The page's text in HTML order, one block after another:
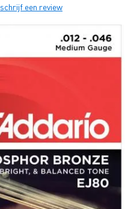
schrijf een review